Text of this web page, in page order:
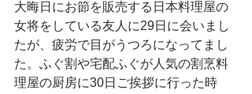
大晦日にお節を販売する日本料理屋の
女将をしている友人に29日に会いまし
たが、疲労で目がうつろになってまし
た。ふぐ割や宅配ふぐが人気の割烹料
理屋の厨房に30日ご挨拶に行った時